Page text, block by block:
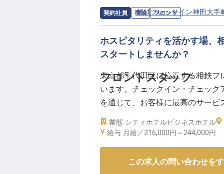
契約社員 宿泊 フロント
フロントスタッフ
求人情報：相鉄フレッサイン神田大手
ホスピタリティを活かす場、
スタートしませんか？
東京都千代田区に位置する相鉄
います。チェックイン・チェッ
を通じて、お客様に最高のサー
の充実した給与体系と、正社員
リアアップを目指すあなたに最
業態 シティホテルビジネスホテル
給与 月給／216,000円～ 244,000円
この求人の問い合わせを